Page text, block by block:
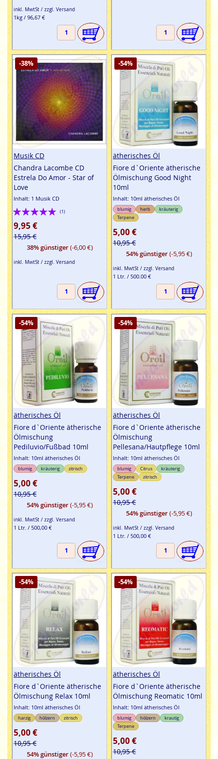
inkl. MwtSt / zzgl. Versand
1kg / 96,67 €
-38%
Musik CD
Chandra Lacombe CD
Estrela Do Amor - Star of
Love
Inhalt: 1 Musik CD
Bewertung:
100%
(1)
9,95 €
15,95 €
38% günstiger(-6,00 €)
inkl. MwtSt / zzgl. Versand
-54%
ätherisches Öl
Fiore d`Oriente ätherische
Ölmischung Good Night
10ml
Inhalt: 10ml ätherisches Öl
blumig herb
kräuterig
Terpene
5,00 €
10,95 €
54% günstiger(-5,95 €)
inkl. MwtSt / zzgl. Versand
1 Ltr. / 500.00 €
-54%
ätherisches Öl
Fiore d`Oriente ätherische
Ölmischung
Pediluvio/Fußbad 10ml
Inhalt: 10ml ätherisches Öl
blumig kräuterig zitrisch
5,00 €
10,95 €
54% günstiger(-5,95 €)
inkl. MwtSt / zzgl. Versand
1 Ltr. / 500,00 €
-54%
ätherisches Öl
Fiore d`Oriente ätherische
Ölmischung
Pellesana/Hautpflege 10ml
Inhalt: 10ml ätherisches Öl
blumig Citrus
kräuterig
Terpene
zitrisch
5,00 €
10,95 €
54% günstiger(-5,95 €)
inkl. MwtSt / zzgl. Versand
1 Ltr. / 500,00 €
-54%
ätherisches Öl
Fiore d`Oriente ätherische
Ölmischung Relax 10ml
Inhalt: 10ml ätherisches Öl
harzig hölzern zitrisch
5,00 €
10,95 €
54% günstiger(-5,95 €)
-54%
ätherisches Öl
Fiore d`Oriente ätherische
Ölmischung Reomatic 10ml
Inhalt: 10ml ätherisches Öl
blumig hölzern
krautig
Terpene
5,00 €
10,95 €